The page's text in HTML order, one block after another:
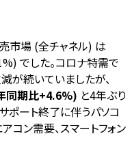
市場 (全チャネル) は
でした。コロナ特需で
が続いていましたが、
同期比+4.6%) と4年ぶり
ポート終了に伴うパソコ
コン需要、スマートフォン